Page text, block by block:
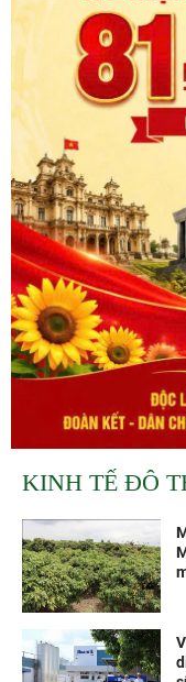
KINH TẾ ĐÔ